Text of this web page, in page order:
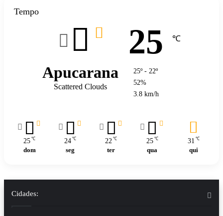
Tempo
Apucarana
Scattered Clouds
25 ℃
25º - 22º
52%
3.8 km/h
25 ℃
dom
24 ℃
seg
22 ℃
ter
25 ℃
qua
31 ℃
qui
Cidades: